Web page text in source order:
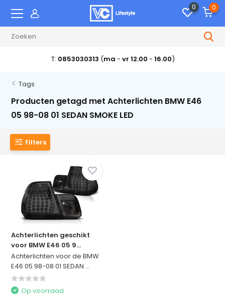
0 0
T: 0853030313 (ma - vr 12.00 - 16.00)
Tags
Producten getagd met Achterlichten BMW E46
05 98-08 01 SEDAN SMOKE LED
Filters
Achterlichten geschikt
voor BMW E46 05 9...
Achterlichten voor de BMW
E46 05 98-08 01 SEDAN ...
Op voorraad